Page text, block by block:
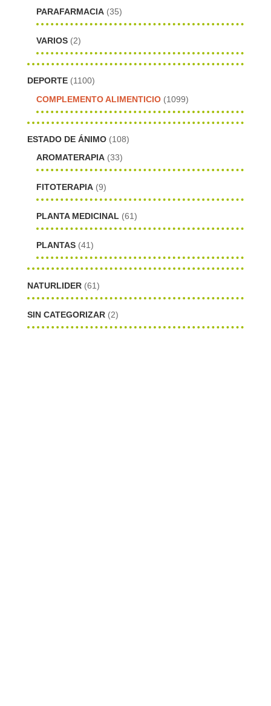
PARAFARMACIA (35)
VARIOS (2)
DEPORTE (1100)
COMPLEMENTO ALIMENTICIO (1099)
ESTADO DE ÁNIMO (108)
AROMATERAPIA (33)
FITOTERAPIA (9)
PLANTA MEDICINAL (61)
PLANTAS (41)
NATURLIDER (61)
SIN CATEGORIZAR (2)